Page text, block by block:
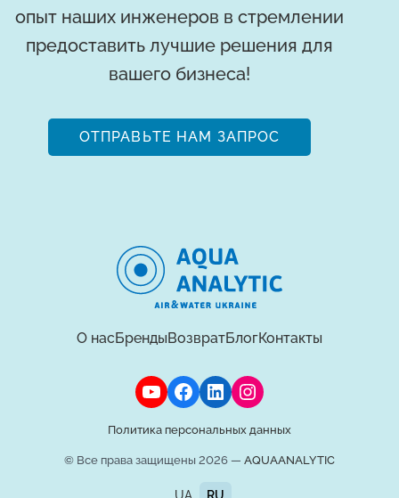
опыт наших инженеров в стремлении
предоставить лучшие решения для
вашего бизнеса!
ОТПРАВЬТЕ НАМ ЗАПРОС
О насБрендыВозвратБлогКонтакты
Политика персональных данных
© Все права защищены 2026 — AQUAANALYTIC